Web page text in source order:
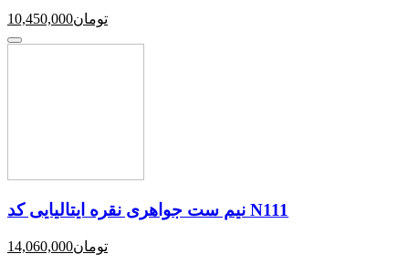
10,450,000تومان
نیم ست جواهری نقره ایتالیایی کد N111
14,060,000تومان